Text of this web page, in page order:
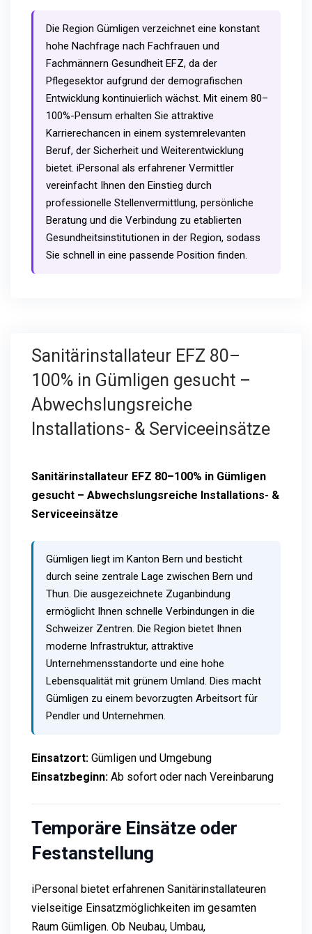
Die Region Gümligen verzeichnet eine konstant
hohe Nachfrage nach Fachfrauen und
Fachmännern Gesundheit EFZ, da der
Pflegesektor aufgrund der demografischen
Entwicklung kontinuierlich wächst. Mit einem 80–
100%-Pensum erhalten Sie attraktive
Karrierechancen in einem systemrelevanten
Beruf, der Sicherheit und Weiterentwicklung
bietet. iPersonal als erfahrener Vermittler
vereinfacht Ihnen den Einstieg durch
professionelle Stellenvermittlung, persönliche
Beratung und die Verbindung zu etablierten
Gesundheitsinstitutionen in der Region, sodass
Sie schnell in eine passende Position finden.
Sanitärinstallateur EFZ 80–
100% in Gümligen gesucht –
Abwechslungsreiche
Installations- & Serviceeinsätze
Sanitärinstallateur EFZ 80–100% in Gümligen
gesucht – Abwechslungsreiche Installations- &
Serviceeinsätze
Gümligen liegt im Kanton Bern und besticht
durch seine zentrale Lage zwischen Bern und
Thun. Die ausgezeichnete Zuganbindung
ermöglicht Ihnen schnelle Verbindungen in die
Schweizer Zentren. Die Region bietet Ihnen
moderne Infrastruktur, attraktive
Unternehmensstandorte und eine hohe
Lebensqualität mit grünem Umland. Dies macht
Gümligen zu einem bevorzugten Arbeitsort für
Pendler und Unternehmen.
Einsatzort: Gümligen und Umgebung
Einsatzbeginn: Ab sofort oder nach Vereinbarung
Temporäre Einsätze oder
Festanstellung
iPersonal bietet erfahrenen Sanitärinstallateuren
vielseitige Einsatzmöglichkeiten im gesamten
Raum Gümligen. Ob Neubau, Umbau,